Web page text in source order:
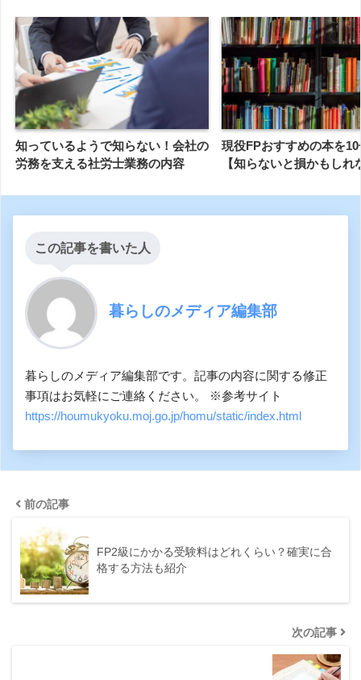
知っているようで知らない！会社の
労務を支える社労士業務の内容
現役FPおすすめの本を
【知らないと損かもしれ
この記事を書いた人
暮らしのメディア編集部
暮らしのメディア編集部です。記事の内容に関する修正
事項はお気軽にご連絡ください。 ※参考サイト
https://houmukyoku.moj.go.jp/homu/static/index.html
前の記事
FP2級にかかる受験料はどれくらい？確実に合
格する方法も紹介
次の記事